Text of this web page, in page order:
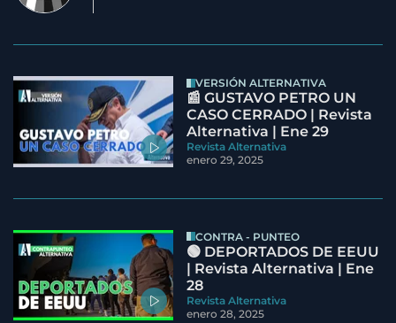
VERSIÓN ALTERNATIVA
📰 GUSTAVO PETRO UN
CASO CERRADO | Revista
Alternativa | Ene 29
Revista Alternativa
enero 29, 2025
CONTRA - PUNTEO
🟢 DEPORTADOS DE EEUU
| Revista Alternativa | Ene
28
Revista Alternativa
enero 28, 2025